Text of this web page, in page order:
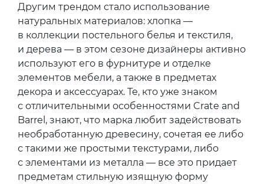
Другим трендом стало использование
натуральных материалов: хлопка —
в коллекции постельного белья и текстиля,
и дерева — в этом сезоне дизайнеры активно
используют его в фурнитуре и отделке
элементов мебели, а также в предметах
декора и аксессуарах. Те, кто уже знаком
с отличительными особенностями Crate and
Barrel, знают, что марка любит задействовать
необработанную древесину, сочетая ее либо
с такими же простыми текстурами, либо
с элементами из металла — все это придает
предметам стильную изящную форму